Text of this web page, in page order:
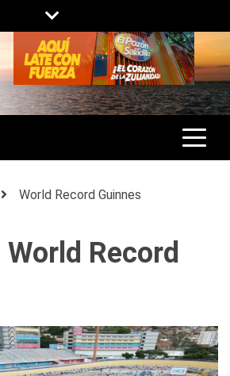
DEL ZULIA, VENEZUELA Y
GENERAL.
World Record Guinnes
World Record